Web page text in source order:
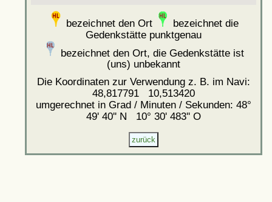
bezeichnet den Ort
bezeichnet die
Gedenkstätte punktgenau
bezeichnet den Ort, die Gedenkstätte ist
(uns) unbekannt
Die Koordinaten zur Verwendung z. B. im Navi:
48,817791 10,513420
umgerechnet in Grad / Minuten / Sekunden: 48°
49' 40'' N 10° 30' 483'' O